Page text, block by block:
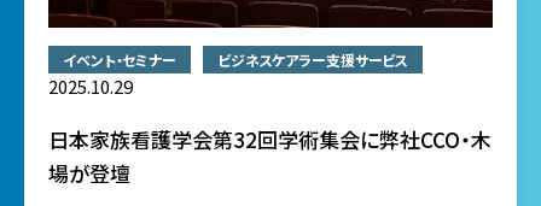
イベント・セミナー ビジネスケアラー支援サービス
2025.10.29
日本家族看護学会第32回学術集会に弊社CCO・木
場が登壇